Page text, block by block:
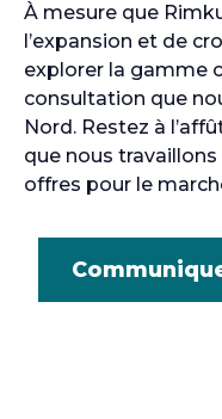
À mesure que
l’expansion et de
explorer la gamme
consultation que
Nord. Restez à
que nous
offres pour le